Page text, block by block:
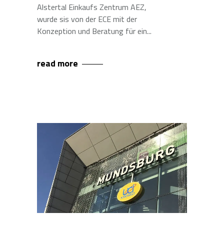
Alstertal Einkaufs Zentrum AEZ,
wurde sis von der ECE mit der
Konzeption und Beratung für ein
read more